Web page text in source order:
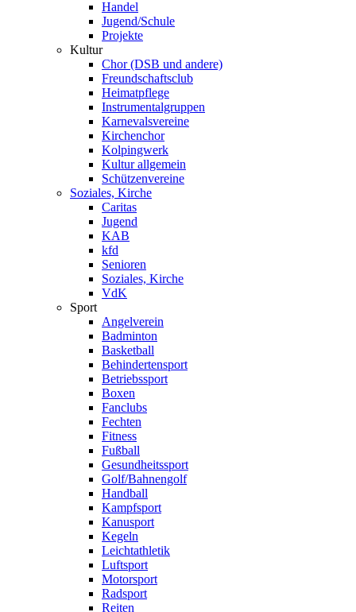
Handel
Jugend/Schule
Projekte
Kultur
Chor (DSB und andere)
Freundschaftsclub
Heimatpflege
Instrumentalgruppen
Karnevalsvereine
Kirchenchor
Kolpingwerk
Kultur allgemein
Schützenvereine
Soziales, Kirche
Caritas
Jugend
KAB
kfd
Senioren
Soziales, Kirche
VdK
Sport
Angelverein
Badminton
Basketball
Behindertensport
Betriebssport
Boxen
Fanclubs
Fechten
Fitness
Fußball
Gesundheitssport
Golf/Bahnengolf
Handball
Kampfsport
Kanusport
Kegeln
Leichtathletik
Luftsport
Motorsport
Radsport
Reiten